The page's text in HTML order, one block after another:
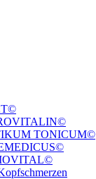
TONICUM©